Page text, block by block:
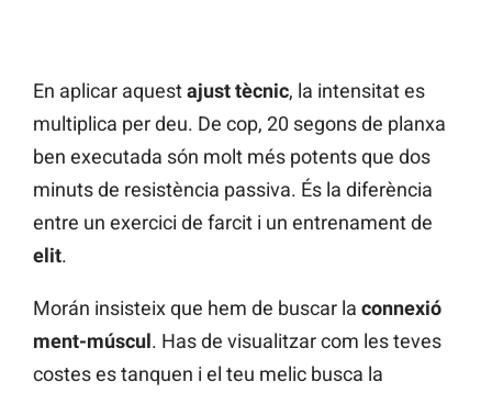
En aplicar aquestajust tècnic, la intensitat es
multiplica per deu. De cop, 20 segons de planxa
ben executada són molt més potents que dos
minuts de resistència passiva. És la diferència
entre un exercici de farcit i un entrenament de
elit.
Morán insisteix que hem de buscar la connexió
ment-múscul. Has de visualitzar com les teves
costes es tanquen i el teu melic busca la